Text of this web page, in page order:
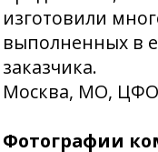
изготовили
выполненных в
заказчика.
Москва, МО,
Фотографии